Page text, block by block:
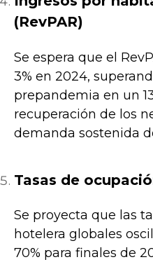
(RevPAR)
Se espera que el
3% en 2024,
prepandemia en un
recuperación de los
demanda sostenida
Tasas de
Se proyecta que las
hotelera globales
70% para finales de